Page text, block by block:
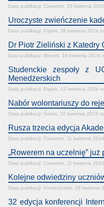
Data publikacji: Czwartek, 25 kwietnia
Uroczyste zwieńczenie
Data publikacji: Piątek, 26 kwietnia 2024
Dr Piotr Zieliński z Katedry
Data publikacji: Wtorek, 16 kwietnia 2024
Studenckie zespoły z
Menedżerskich
Data publikacji: Piątek, 12 kwietnia 2024
Nabór wolontariuszy do
Data publikacji: Środa, 10 kwietnia 2024
Rusza trzecia edycja
Data publikacji: Czwartek, 11 kwietnia
„Rowerem na uczelnię” już
Data publikacji: Czwartek, 11 kwietnia
Kolejne odwiedziny
Data publikacji: Poniedziałek, 08 kwietnia
32 edycja konferencji